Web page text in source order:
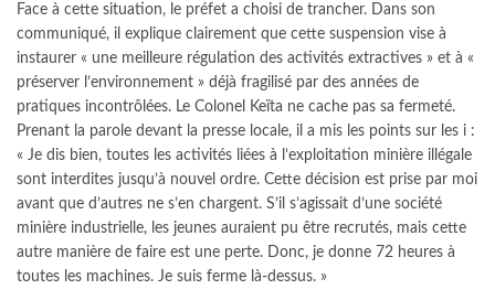
Face à cette situation, le préfet a choisi de trancher. Dans son
communiqué, il explique clairement que cette suspension vise à
instaurer « une meilleure régulation des activités extractives » et à «
préserver l’environnement » déjà fragilisé par des années de
pratiques incontrôlées. Le Colonel Keïta ne cache pas sa fermeté.
Prenant la parole devant la presse locale, il a mis les points sur les i :
« Je dis bien, toutes les activités liées à l’exploitation minière illégale
sont interdites jusqu’à nouvel ordre. Cette décision est prise par moi
avant que d’autres ne s’en chargent. S’il s’agissait d’une société
minière industrielle, les jeunes auraient pu être recrutés, mais cette
autre manière de faire est une perte. Donc, je donne 72 heures à
toutes les machines. Je suis ferme là-dessus. »